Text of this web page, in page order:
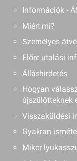
Információk -
Miért mi?
Személyes
Előre utalási
Álláshirdetés
Hogyan
újszülötteknek
Visszaküldési
Gyakran
Mikor